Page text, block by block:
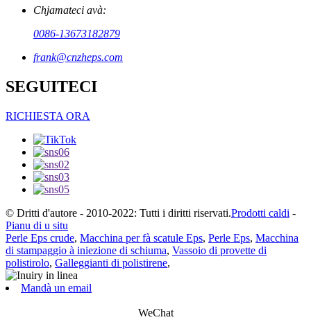
Chjamateci avà:
0086-13673182879
frank@cnzheps.com
SEGUITECI
RICHIESTA ORA
© Dritti d'autore - 2010-2022: Tutti i diritti riservati.Prodotti caldi -
Pianu di u situ
Perle Eps crude, Macchina per fà scatule Eps, Perle Eps, Macchina
di stampaggio à iniezione di schiuma, Vassoio di provette di
polistirolo, Galleggianti di polistirene,
Mandà un email
WeChat